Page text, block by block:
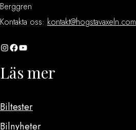
Berggren
Kontakta oss: kontakt@hogstavaxeln.com
InstagramFacebook YouTube
Läs mer
Biltester
Bilnyheter